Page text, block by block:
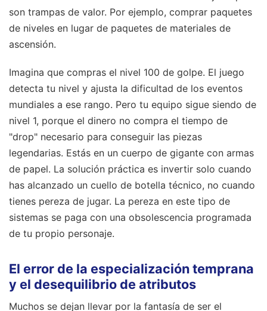
son trampas de valor. Por ejemplo, comprar paquetes
de niveles en lugar de paquetes de materiales de
ascensión.
Imagina que compras el nivel 100 de golpe. El juego
detecta tu nivel y ajusta la dificultad de los eventos
mundiales a ese rango. Pero tu equipo sigue siendo de
nivel 1, porque el dinero no compra el tiempo de
"drop" necesario para conseguir las piezas
legendarias. Estás en un cuerpo de gigante con armas
de papel. La solución práctica es invertir solo cuando
has alcanzado un cuello de botella técnico, no cuando
tienes pereza de jugar. La pereza en este tipo de
sistemas se paga con una obsolescencia programada
de tu propio personaje.
El error de la especialización temprana
y el desequilibrio de atributos
Muchos se dejan llevar por la fantasía de ser el